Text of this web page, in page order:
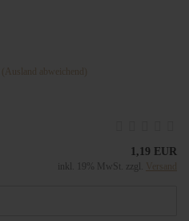
(Ausland abweichend)
1,19 EUR
inkl. 19% MwSt. zzgl. Versand